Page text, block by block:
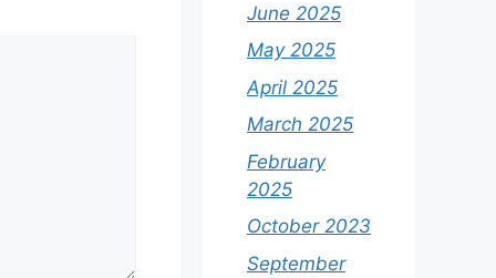
June 2025
May 2025
April 2025
March 2025
February
2025
October 2023
September